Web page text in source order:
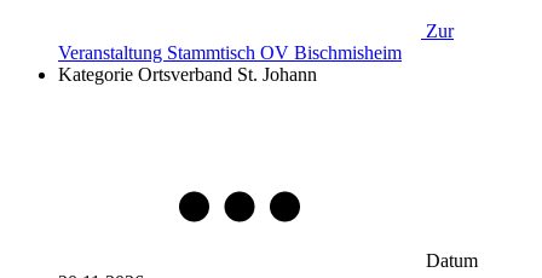
Zur
Veranstaltung Stammtisch OV Bischmisheim
Kategorie Ortsverband St. Johann
Datum